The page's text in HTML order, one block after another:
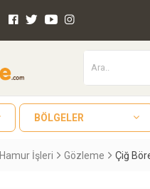
BÖLGELER
Hamur İşleri Gözleme Çiğ